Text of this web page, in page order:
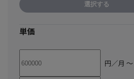
選択する
単価
円／月 〜